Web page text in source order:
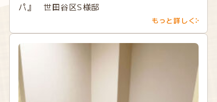
パ』 世田谷区S様邸
もっと詳しく